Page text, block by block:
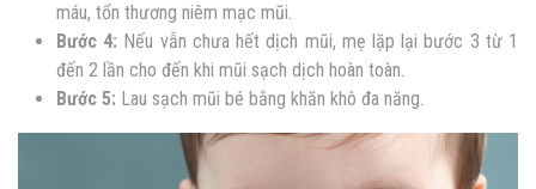
máu, tổn thương niêm mạc mũi.
Bước 4: Nếu vẫn chưa hết dịch mũi, mẹ lặp lại bước 3 từ 1
đến 2 lần cho đến khi mũi sạch dịch hoàn toàn.
Bước 5: Lau sạch mũi bé bằng khăn khô đa năng.